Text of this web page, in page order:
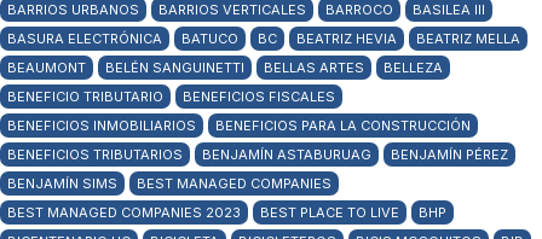
BARRIOS URBANOS
BARRIOS VERTICALES BARROCO
BASILEA III
BASURA ELECTRÓNICA
BATUCO BC BEATRIZ HEVIA
BEATRIZ MELLA
BEAUMONT
BELÉN SANGUINETTI BELLAS ARTES
BELLEZA
BENEFICIO TRIBUTARIO
BENEFICIOS FISCALES
BENEFICIOS INMOBILIARIOS
BENEFICIOS PARA LA CONSTRUCCIÓN
BENEFICIOS TRIBUTARIOS
BENJAMÍN ASTABURUAG
BENJAMÍN PÉREZ
BENJAMÍN SIMS
BEST MANAGED COMPANIES
BEST MANAGED COMPANIES 2023
BEST PLACE TO LIVE
BHP